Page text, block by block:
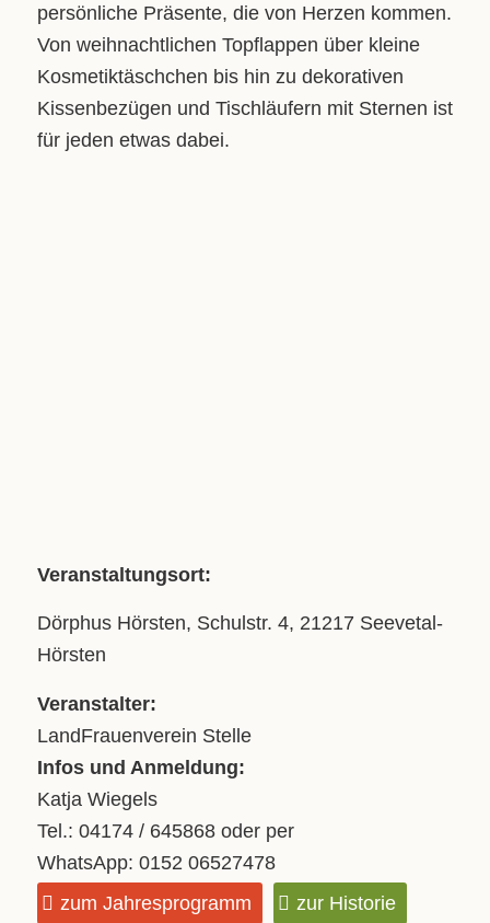
persönliche Präsente, die von Herzen kommen.
Von weihnachtlichen Topflappen über kleine
Kosmetiktäschchen bis hin zu dekorativen
Kissenbezügen und Tischläufern mit Sternen ist
für jeden etwas dabei.
Veranstaltungsort:
Dörphus Hörsten, Schulstr. 4, 21217 Seevetal-
Hörsten
Veranstalter:
LandFrauenverein Stelle
Infos und Anmeldung:
Katja Wiegels
Tel.: 04174 / 645868 oder per
WhatsApp: 0152 06527478
zum Jahresprogramm
zur Historie